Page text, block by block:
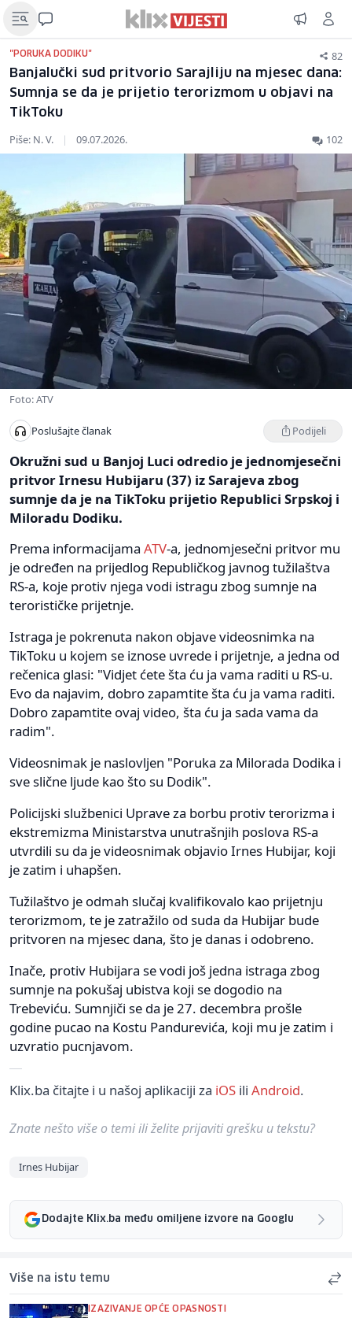
"PORUKA DODIKU" 82
Banjalučki sud pritvorio Sarajliju na mjesec dana:
Sumnja se da je prijetio terorizmom u objavi na
TikToku
Piše: N. V. | 09.07.2026. 102
Foto: ATV
Poslušajte članak Podijeli
Okružni sud u Banjoj Luci odredio je jednomjesečni
pritvor Irnesu Hubijaru (37) iz Sarajeva zbog
sumnje da je na TikToku prijetio Republici Srpskoj i
Miloradu Dodiku.
Prema informacijama ATV-a, jednomjesečni pritvor mu
je određen na prijedlog Republičkog javnog tužilaštva
RS-a, koje protiv njega vodi istragu zbog sumnje na
terorističke prijetnje.
Istraga je pokrenuta nakon objave videosnimka na
TikToku u kojem se iznose uvrede i prijetnje, a jedna od
rečenica glasi: "Vidjet ćete šta ću ja vama raditi u RS-u.
Evo da najavim, dobro zapamtite šta ću ja vama raditi.
Dobro zapamtite ovaj video, šta ću ja sada vama da
radim".
Videosnimak je naslovljen "Poruka za Milorada Dodika i
sve slične ljude kao što su Dodik".
Policijski službenici Uprave za borbu protiv terorizma i
ekstremizma Ministarstva unutrašnjih poslova RS-a
utvrdili su da je videosnimak objavio Irnes Hubijar, koji
je zatim i uhapšen.
Tužilaštvo je odmah slučaj kvalifikovalo kao prijetnju
terorizmom, te je zatražilo od suda da Hubijar bude
pritvoren na mjesec dana, što je danas i odobreno.
Inače, protiv Hubijara se vodi još jedna istraga zbog
sumnje na pokušaj ubistva koji se dogodio na
Trebeviću. Sumnjiči se da je 27. decembra prošle
godine pucao na Kostu Pandurevića, koji mu je zatim i
uzvratio pucnjavom.
Klix.ba čitajte i u našoj aplikaciji za iOS ili Android.
Znate nešto više o temi ili želite prijaviti grešku u tekstu?
Irnes Hubijar
Dodajte Klix.ba među omiljene izvore na Googlu
Više na istu temu
IZAZIVANJE OPĆE OPASNOSTI